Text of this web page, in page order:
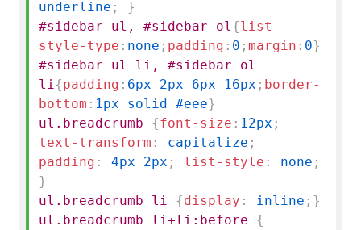
underline ;
}
#sidebar ul, #sidebar ol {list-
style-type : none ; padding : 0 ; margin : 0}
#sidebar ul li, #sidebar ol
li {padding : 6px 2px 6px 16px ; border-
bottom : 1px solid #eee}
ul.breadcrumb {font-size : 12px ;
text-transform : capitalize ;
padding : 4px 2px ; list-style : none ;
}
ul.breadcrumb li {display : inline ; }
ul.breadcrumb li+li:before {